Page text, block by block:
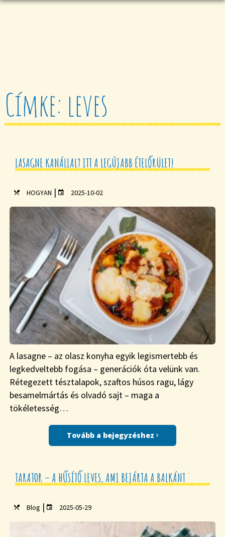
Címke: leves
LASAGNE KANÁLLAL? ITT A LEGÚJABB ÉTELŐRÜLET!
HOGYAN | 2025-10-02
A lasagne – az olasz konyha egyik legismertebb és
legkedveltebb fogása – generációk óta velünk van.
Rétegezett tésztalapok, szaftos húsos ragu, lágy
besamelmártás és olvadó sajt – maga a
tökéletesség…
Tovább a bejegyzéshez
TARATOR – A HŰSÍTŐ LEVES, AMI BEJÁRTA A BALKÁNT
Blog | 2025-05-29